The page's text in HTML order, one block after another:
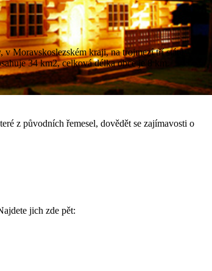
z původních řemesel, dovědět se zajímavosti o
Moravskoslezském kraji, na trojmezí tří států –
34 km2, celková délka obce je 8 km.
jich zde pět: